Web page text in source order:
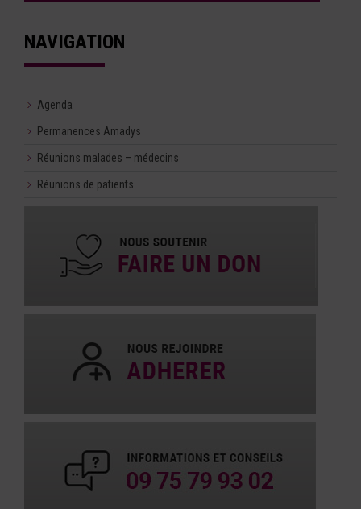
NAVIGATION
Agenda
Permanences Amadys
Réunions malades – médecins
Réunions de patients